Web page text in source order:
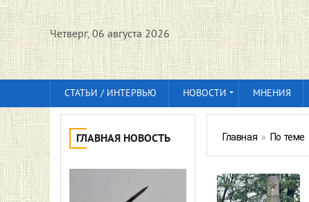
Четверг, 06 августа 2026
СТАТЬИ / ИНТЕРВЬЮ НОВОСТИ МНЕНИЯ
ГЛАВНАЯ НОВОСТЬ Главная » По теме